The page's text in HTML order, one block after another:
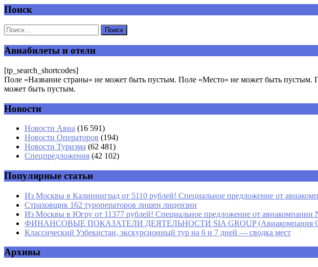
Добавить комментарий
Ваш адрес email не будет опубликован.
Комментарий
Имя *
Email*
Поиск
Авиабилеты и отели
[tp_search_shortcodes]
Поле «Название страны» не может быть пустым. Поле «Место» не может быть
может быть пустым.
Новости
Новости Авиа (16 591)
Новости Операторов (194)
Новости Туризма (62 481)
Спецпредложения (42 102)
Популярные статьи
Из Москвы в Калининград от 5110 рублей! Специальное предложение от
Страховщик 162 туроператоров лишен лицензии
Из Москвы в Югру от 11377 рублей! Специальное предложение от авиакомпании
ФИНАНСОВЫЕ ПОКАЗАТЕЛИ ДЕЯТЕЛЬНОСТИ SIA GROUP (Авиакомпания
Классический Узбекистан, экскурсионный тур на 6 и 7 дней — сводка мест
Архивы